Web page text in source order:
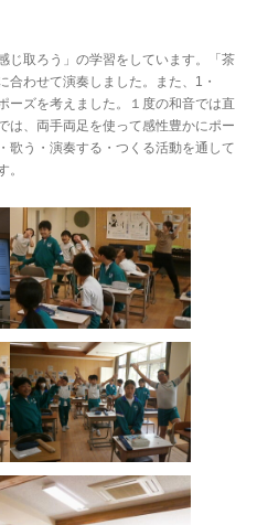
取ろう」の学習をしています。「茶
合わせて演奏しました。また、1・
ーズを考えました。１度の和音では直
は、両手両足を使って感性豊かにポー
歌う・演奏する・つくる活動を通して
。